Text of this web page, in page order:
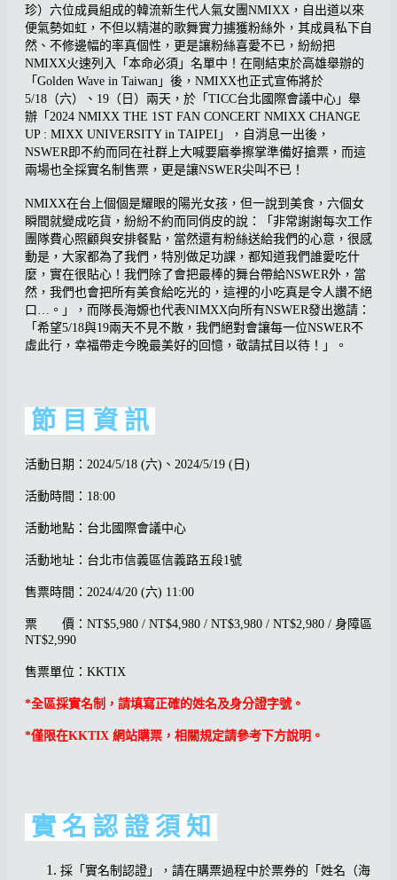
珍）六位成員組成的韓流新生代人氣女團NMIXX，自出道以來
便氣勢如虹，不但以精湛的歌舞實力擄獲粉絲外，其成員私下自
然、不修邊幅的率真個性，更是讓粉絲喜愛不已，紛紛把
NMIXX火速列入「本命必須」名單中！在剛結束於高雄舉辦的
「Golden Wave in Taiwan」後，NMIXX也正式宣佈將於
5/18（六）、19（日）兩天，於「TICC台北國際會議中心」舉
辦「2024 NMIXX THE 1ST FAN CONCERT NMIXX CHANGE
UP : MIXX UNIVERSITY in TAIPEI」，自消息一出後，
NSWER即不約而同在社群上大喊要磨拳擦掌準備好搶票，而這
兩場也全採實名制售票，更是讓NSWER尖叫不已！
NMIXX在台上個個是耀眼的陽光女孩，但一說到美食，六個女
瞬間就變成吃貨，紛紛不約而同俏皮的說：「非常謝謝每次工作
團隊費心照顧與安排餐點，當然還有粉絲送給我們的心意，很感
動是，大家都為了我們，特別做足功課，都知道我們誰愛吃什
麼，實在很貼心！我們除了會把最棒的舞台帶給NSWER外，當
然，我們也會把所有美食給吃光的，這裡的小吃真是令人讚不絕
口…。」，而隊長海嫄也代表NIMXX向所有NSWER發出邀請：
「希望5/18與19兩天不見不散，我們絕對會讓每一位NSWER不
虛此行，幸福帶走今晚最美好的回憶，敬請拭目以待！」。
節 目 資 訊
活動日期：2024/5/18 (六)、2024/5/19 (日)
活動時間：18:00
活動地點：台北國際會議中心
活動地址：台北市信義區信義路五段1號
售票時間：2024/4/20 (六) 11:00
票 價： NT$5,980 / NT$4,980 / NT$3,980 / NT$2,980 / 身障區
NT$2,990
售票單位：KKTIX
*全區採實名制，請填寫正確的姓名及身分證字號。
*僅限在KKTIX 網站購票，相關規定請參考下方說明。
實 名 認 證 須 知
採「實名制認證」，請在購票過程中於票券的「姓名（海